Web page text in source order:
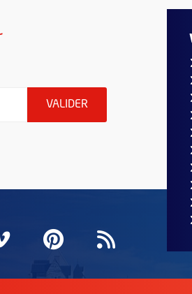
indiquez votre email (champ
VALIDER ENVOYER MA
fenêtrefenêtre
une nouvelle fenêtre
Vimeo
, Ouvre une nouvelle
Pinterest
, Ouvre une
Flux RSS